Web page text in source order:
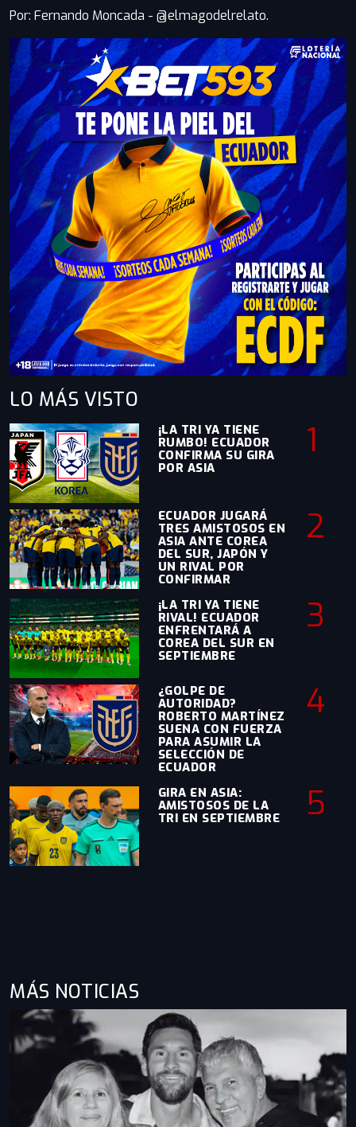
Por: Fernando Moncada - @elmagodelrelato.
LO MÁS VISTO
¡LA TRI YA TIENE
RUMBO! ECUADOR
CONFIRMA SU GIRA
POR ASIA
1
ECUADOR JUGARÁ
TRES AMISTOSOS EN
ASIA ANTE COREA
DEL SUR, JAPÓN Y
UN RIVAL POR
CONFIRMAR
2
¡LA TRI YA TIENE
RIVAL! ECUADOR
ENFRENTARÁ A
COREA DEL SUR EN
SEPTIEMBRE
3
¿GOLPE DE
AUTORIDAD?
ROBERTO MARTÍNEZ
SUENA CON FUERZA
PARA ASUMIR LA
SELECCIÓN DE
ECUADOR
4
GIRA EN ASIA:
AMISTOSOS DE LA
TRI EN SEPTIEMBRE
5
MÁS NOTICIAS